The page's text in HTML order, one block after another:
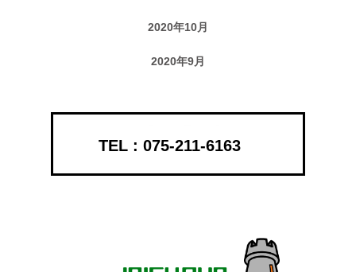
2020年10月
2020年9月
075-211-6163